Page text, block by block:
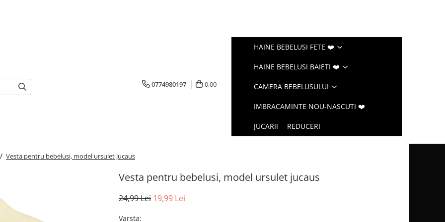
0774980197 0,00
HAINE BEBELUSI FETE ❤️
HAINE BEBELUSI BAIETI ❤️
CAMERA BEBELUSULUI
IMBRACAMINTE NOU-NASCUTI ❤️
JUCARII REDUCERI
Vesta pentru bebelusi, model ursulet jucaus
Vesta pentru bebelusi, model ursulet jucaus
24,99 Lei 19,99 Lei
Varsta: